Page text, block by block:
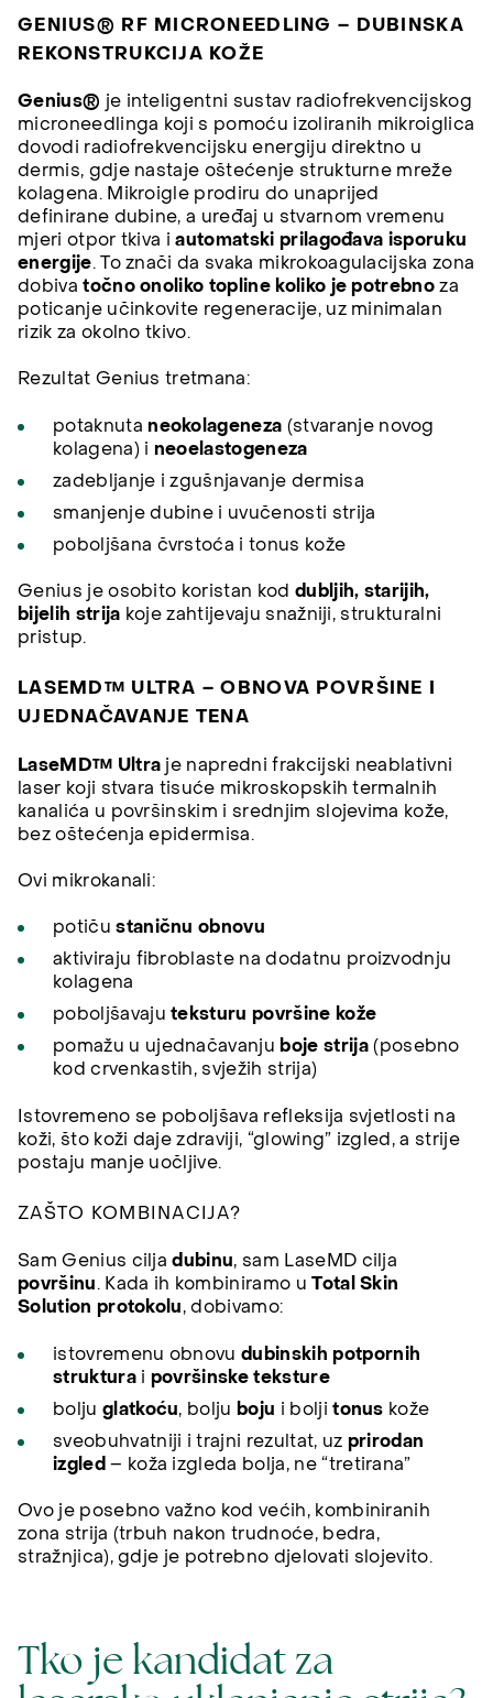
GENIUS® RF MICRONEEDLING – DUBINSKA
REKONSTRUKCIJA KOŽE
Genius® je inteligentni sustav radiofrekvencijskog
microneedlinga koji s pomoću izoliranih mikroiglica
dovodi radiofrekvencijsku energiju direktno u
dermis, gdje nastaje oštećenje strukturne mreže
kolagena. Mikroigle prodiru do unaprijed
definirane dubine, a uređaj u stvarnom vremenu
mjeri otpor tkiva iautomatski prilagođava isporuku
energije. To znači da svaka mikrokoagulacijska zona
dobivatočno onoliko topline koliko je potrebno za
poticanje učinkovite regeneracije, uz minimalan
rizik za okolno tkivo.
Rezultat Genius tretmana:
potaknutaneokolageneza (stvaranje novog
kolagena) i neoelastogeneza
zadebljanje i zgušnjavanje dermisa
smanjenje dubine i uvučenosti strija
poboljšana čvrstoća i tonus kože
Genius je osobito koristan kod dubljih, starijih,
bijelih strija koje zahtijevaju snažniji, strukturalni
pristup.
LASEMD™ ULTRA – OBNOVA POVRŠINE I
UJEDNAČAVANJE TENA
LaseMD™ Ultra je napredni frakcijski neablativni
laser koji stvara tisuće mikroskopskih termalnih
kanalića u površinskim i srednjim slojevima kože,
bez oštećenja epidermisa.
Ovi mikrokanali:
potičustaničnu obnovu
aktiviraju fibroblaste na dodatnu proizvodnju
kolagena
poboljšavajuteksturu površine kože
pomažu u ujednačavanjuboje strija(posebno
kod crvenkastih, svježih strija)
Istovremeno se poboljšava refleksija svjetlosti na
koži, što koži daje zdraviji, “glowing” izgled, a strije
postaju manje uočljive.
ZAŠTO KOMBINACIJA?
Sam Genius ciljadubinu, sam LaseMD cilja
površinu. Kada ih kombiniramo uTotal Skin
Solution protokolu, dobivamo:
istovremenu obnovudubinskih potpornih
strukturai površinske teksture
bolju glatkoću, bolju boju i boljitonus kože
sveobuhvatniji i trajni rezultat, uz prirodan
izgled– koža izgleda bolja, ne “tretirana”
Ovo je posebno važno kod većih, kombiniranih
zona strija (trbuh nakon trudnoće, bedra,
stražnjica), gdje je potrebno djelovati slojevito.
Tko je kandidat za